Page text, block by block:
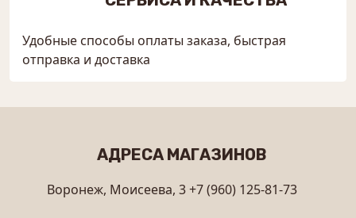
Удобные способы оплаты заказа, быстрая
отправка и доставка
АДРЕСА МАГАЗИНОВ
Воронеж, Моисеева, 3+7 (960) 125-81-73